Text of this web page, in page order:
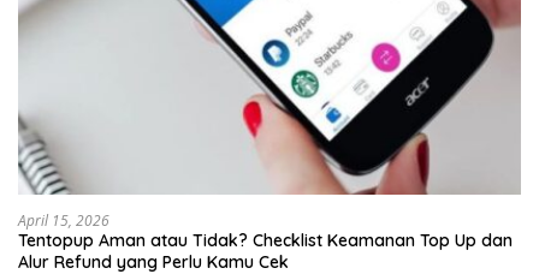
April 15, 2026
Tentopup Aman atau Tidak? Checklist Keamanan Top Up dan
Alur Refund yang Perlu Kamu Cek